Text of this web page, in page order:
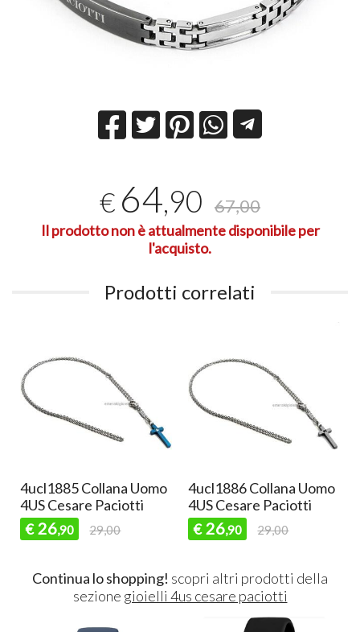
€ 64,90 67,00
Il prodotto non è attualmente disponibile per
l'acquisto.
Prodotti correlati
4ucl1886 Collana Uomo
4US Cesare Paciotti
€ 26,90 29,00
4UCL1942 Collana
Uomo 4US Cesare
Paciotti
€ 27
Continua lo shopping! scopri altri prodotti della
sezione gioielli 4us cesare paciotti